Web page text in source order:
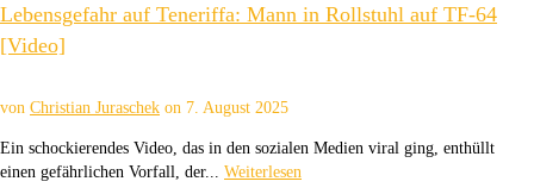
Lebensgefahr auf Teneriffa: Mann in Rollstuhl auf TF-64
[Video]
von Christian Juraschek on 7. August 2025
Ein schockierendes Video, das in den sozialen Medien viral ging, enthüllt
einen gefährlichen Vorfall, der... Weiterlesen